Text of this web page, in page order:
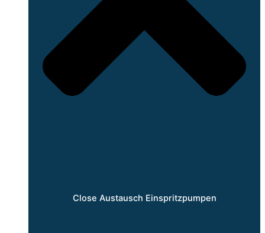
Close Austausch Einspritzpumpen